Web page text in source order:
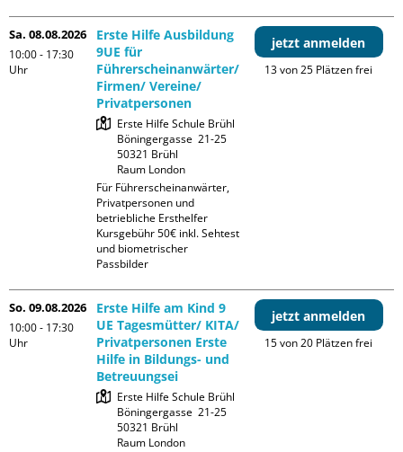
Sa. 08.08.2026
10:00 - 17:30
Uhr
Erste Hilfe Ausbildung
9UE für
Führerscheinanwärter/
Firmen/ Vereine/
Privatpersonen
Erste Hilfe Schule Brühl
Böningergasse  21-25
50321 Brühl
Raum London
Für Führerscheinanwärter,
Privatpersonen und
betriebliche Ersthelfer
Kursgebühr 50€ inkl. Sehtest
und biometrischer
Passbilder
jetzt anmelden
13 von 25 Plätzen frei
So. 09.08.2026
10:00 - 17:30
Uhr
Erste Hilfe am Kind 9
UE Tagesmütter/ KITA/
Privatpersonen Erste
Hilfe in Bildungs- und
Betreuungsei
Erste Hilfe Schule Brühl
Böningergasse  21-25
50321 Brühl
Raum London
jetzt anmelden
15 von 20 Plätzen frei